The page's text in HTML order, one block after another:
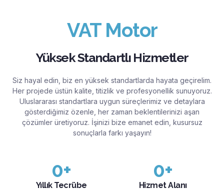
VAT Motor
Yüksek Standartlı Hizmetler
Siz hayal edin, biz en yüksek standartlarda hayata geçirelim.
Her projede üstün kalite, titizlik ve profesyonellik sunuyoruz.
Uluslararası standartlara uygun süreçlerimiz ve detaylara
gösterdiğimiz özenle, her zaman beklentilerinizi aşan
çözümler üretiyoruz. İşinizi bize emanet edin, kusursuz
sonuçlarla farkı yaşayın!
Yıllık Tecrübe
0+
Hizmet Alanı
0+